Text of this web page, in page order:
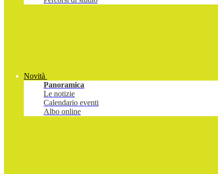
Novità
Panoramica
Le notizie
Calendario eventi
Albo online